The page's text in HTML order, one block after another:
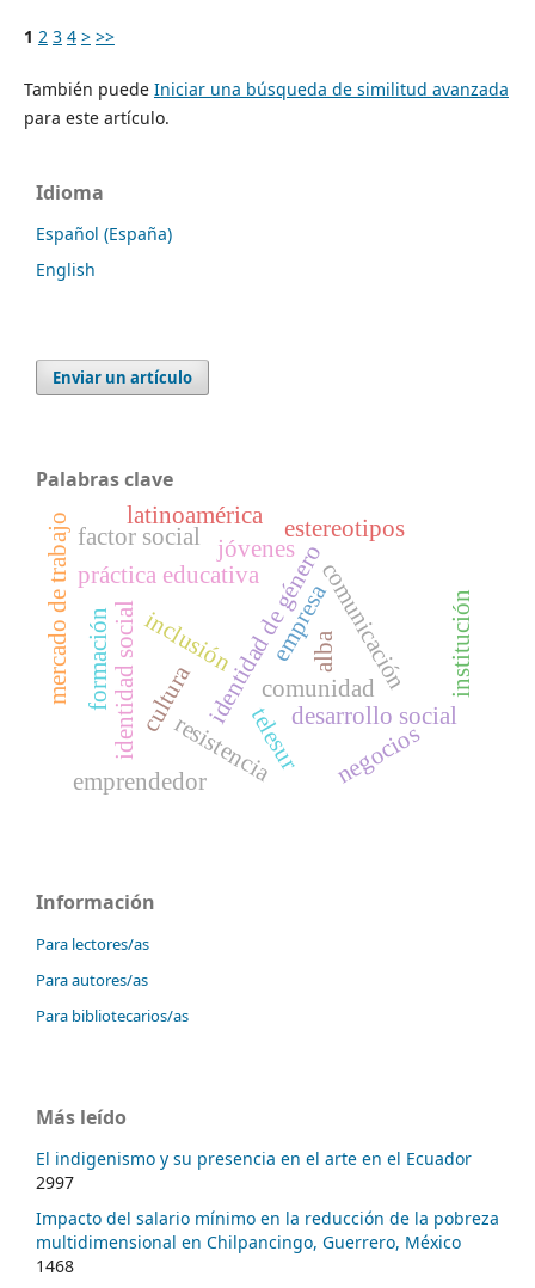
1 2 3 4 > >>
También puede Iniciar una búsqueda de similitud avanzada
para este artículo.
Idioma
Español (España)
English
Enviar un artículo
Palabras clave
identidad de génerocomunicación
estereotipos
cultura
inclusión
jóvenes
desarrollo social
comunidad
práctica educativa
resistencia
institución
identidad social
emprendedor negocios
formación empresa
alba
telesur
latinoamérica
mercado de trabajo factor social
Información
Para lectores/as
Para autores/as
Para bibliotecarios/as
Más leído
El indigenismo y su presencia en el arte en el Ecuador
2997
Impacto del salario mínimo en la reducción de la pobreza
multidimensional en Chilpancingo, Guerrero, México
1468